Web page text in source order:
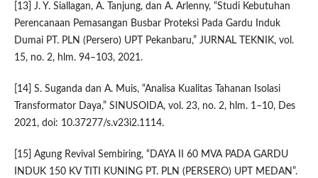
[13] J. Y. Siallagan, A. Tanjung, dan A. Arlenny, “Studi Kebutuhan
Perencanaan Pemasangan Busbar Proteksi Pada Gardu Induk
Dumai PT. PLN (Persero) UPT Pekanbaru,” JURNAL TEKNIK, vol.
15, no. 2, hlm. 94–103, 2021.
[14] S. Suganda dan A. Muis, “Analisa Kualitas Tahanan Isolasi
Transformator Daya,” SINUSOIDA, vol. 23, no. 2, hlm. 1–10, Des
2021, doi: 10.37277/s.v23i2.1114.
[15] Agung Revival Sembiring, “DAYA II 60 MVA PADA GARDU
INDUK 150 KV TITI KUNING PT. PLN (PERSERO) UPT MEDAN”.